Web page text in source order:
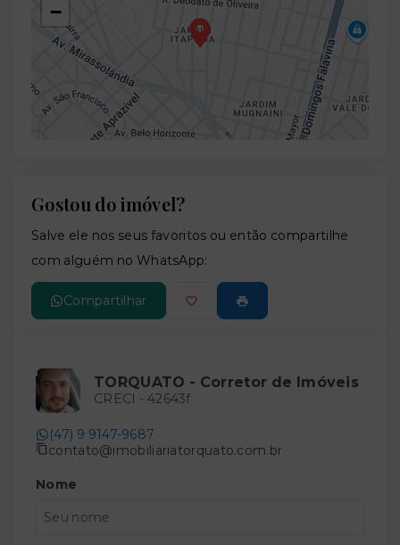
−
Gostou do imóvel?
Salve ele nos seus favoritos ou então compartilhe
com alguém no WhatsApp:
Compartilhar
TORQUATO - Corretor de Imóveis
CRECI - 42643f
(47) 9 9147-9687
contato@imobiliariatorquato.com.br
Nome